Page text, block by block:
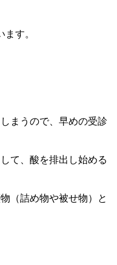
す。
まうので、早めの受診
て、酸を排出し始める
（詰め物や被せ物）と